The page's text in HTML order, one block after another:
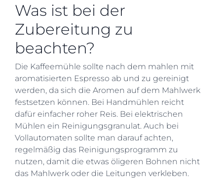
Was ist bei der
Zubereitung zu
beachten?
Die Kaffeemühle sollte nach dem mahlen mit
aromatisierten Espresso ab und zu gereinigt
werden, da sich die Aromen auf dem Mahlwerk
festsetzen können. Bei Handmühlen reicht
dafür einfacher roher Reis. Bei elektrischen
Mühlen ein Reinigungsgranulat. Auch bei
Vollautomaten sollte man darauf achten,
regelmäßig das Reinigungsprogramm zu
nutzen, damit die etwas öligeren Bohnen nicht
das Mahlwerk oder die Leitungen verkleben.